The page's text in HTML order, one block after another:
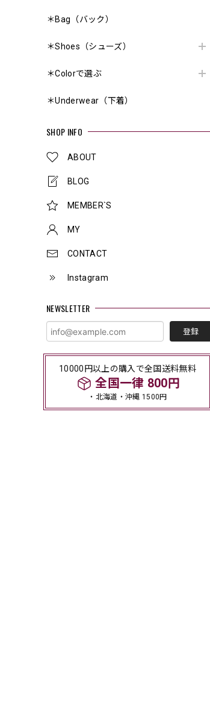
＊Bag（バック）
＊Shoes（シューズ）
＊Colorで選ぶ
＊Underwear（下着）
SHOP INFO
ABOUT
BLOG
MEMBER`S
MY
CONTACT
Instagram
NEWSLETTER
登録
10000円以上の購入で全国送料無料
全国一律 800円
・北海道・沖縄 1500円